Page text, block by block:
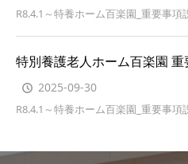
R8.4.1～特養ホーム百楽園_重要事項
特別養護老人ホーム百楽園
2025-09-30
R8.4.1～特養ホーム百楽園_重要事項